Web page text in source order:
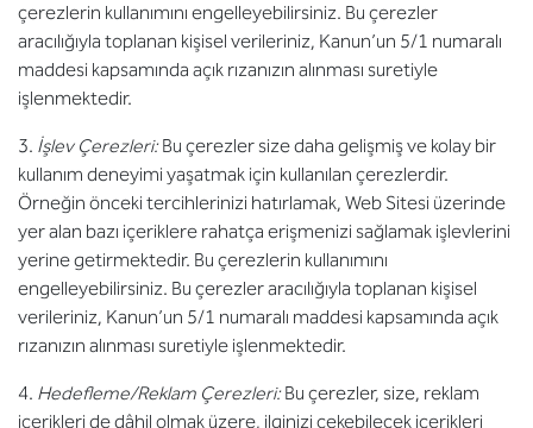
çerezlerin kullanımını engelleyebilirsiniz. Bu çerezler
aracılığıyla toplanan kişisel verileriniz, Kanun’un 5/1 numaralı
maddesi kapsamında açık rızanızın alınması suretiyle
işlenmektedir.
3. İşlev Çerezleri:Bu çerezler size daha gelişmiş ve kolay bir
kullanım deneyimi yaşatmak için kullanılan çerezlerdir.
Örneğin önceki tercihlerinizi hatırlamak, Web Sitesi üzerinde
yer alan bazı içeriklere rahatça erişmenizi sağlamak işlevlerini
yerine getirmektedir. Bu çerezlerin kullanımını
engelleyebilirsiniz. Bu çerezler aracılığıyla toplanan kişisel
verileriniz, Kanun’un 5/1 numaralı maddesi kapsamında açık
rızanızın alınması suretiyle işlenmektedir.
4. Hedefleme/Reklam Çerezleri:Bu çerezler, size, reklam
içerikleri de dâhil olmak üzere, ilginizi çekebilecek içerikleri